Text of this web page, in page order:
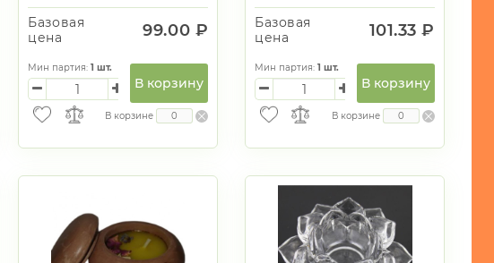
Базовая
цена
99.00 ₽
Мин партия:1 шт.
В корзину
В корзине
Базовая
цена
101.33 ₽
Мин партия:1 шт.
В корзину
В корзине